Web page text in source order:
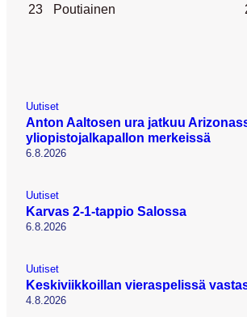
23
Poutiainen
Uutiset
Anton Aaltosen ura jatkuu
yliopistojalkapallon merkeissä
6.8.2026
Uutiset
Karvas 2-1-tappio Salossa
6.8.2026
Uutiset
Keskiviikkoillan vieraspelissä
4.8.2026